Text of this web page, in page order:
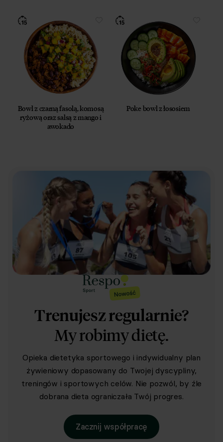
Bowl z czarną fasolą, komosą
ryżową oraz salsą z mango i
awokado
Poke bowl z łososiem
Trenujesz regularnie?
My robimy dietę.
Opieka dietetyka sportowego i indywidualny plan
żywieniowy dopasowany do Twojej dyscypliny,
treningów i sportowych celów. Nie pozwól, by źle
dobrana dieta ograniczała Twój progres.
Zacznij współpracę